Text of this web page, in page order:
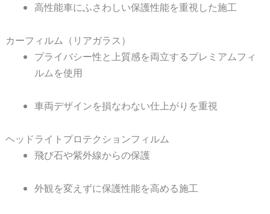
高性能車にふさわしい保護性能を重視した施工
カーフィルム（リアガラス）
プライバシー性と上質感を両立するプレミアムフィ
ルムを使用
車両デザインを損なわない仕上がりを重視
ヘッドライトプロテクションフィルム
飛び石や紫外線からの保護
外観を変えずに保護性能を高める施工